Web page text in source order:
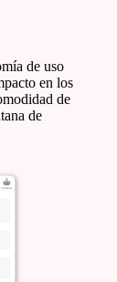
de uso
en los
de
de